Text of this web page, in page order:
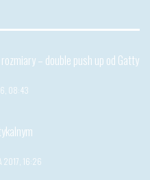
– double push up od Gatty
08:43
2017, 16:26